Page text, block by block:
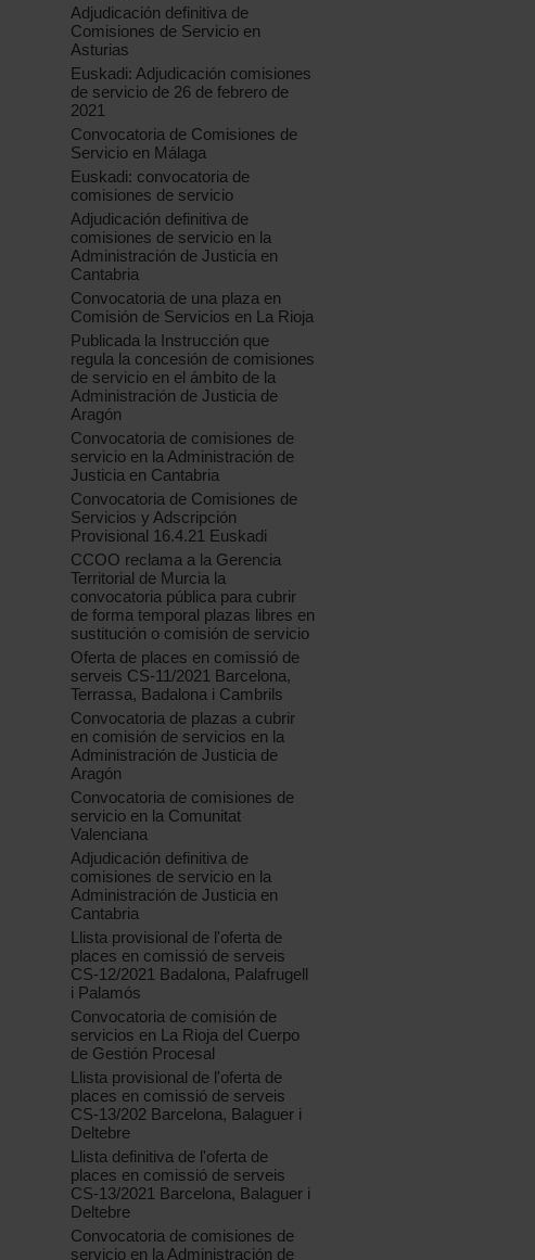
Adjudicación definitiva de
Comisiones de Servicio en
Asturias
Euskadi: Adjudicación comisiones
de servicio de 26 de febrero de
2021
Convocatoria de Comisiones de
Servicio en Málaga
Euskadi: convocatoria de
comisiones de servicio
Adjudicación definitiva de
comisiones de servicio en la
Administración de Justicia en
Cantabria
Convocatoria de una plaza en
Comisión de Servicios en La Rioja
Publicada la Instrucción que
regula la concesión de comisiones
de servicio en el ámbito de la
Administración de Justicia de
Aragón
Convocatoria de comisiones de
servicio en la Administración de
Justicia en Cantabria
Convocatoria de Comisiones de
Servicios y Adscripción
Provisional 16.4.21 Euskadi
CCOO reclama a la Gerencia
Territorial de Murcia la
convocatoria pública para cubrir
de forma temporal plazas libres en
sustitución o comisión de servicio
Oferta de places en comissió de
serveis CS-11/2021 Barcelona,
Terrassa, Badalona i Cambrils
Convocatoria de plazas a cubrir
en comisión de servicios en la
Administración de Justicia de
Aragón
Convocatoria de comisiones de
servicio en la Comunitat
Valenciana
Adjudicación definitiva de
comisiones de servicio en la
Administración de Justicia en
Cantabria
Llista provisional de l'oferta de
places en comissió de serveis
CS-12/2021 Badalona, Palafrugell
i Palamós
Convocatoria de comisión de
servicios en La Rioja del Cuerpo
de Gestión Procesal
Llista provisional de l'oferta de
places en comissió de serveis
CS-13/202 Barcelona, Balaguer i
Deltebre
Llista definitiva de l'oferta de
places en comissió de serveis
CS-13/2021 Barcelona, Balaguer i
Deltebre
Convocatoria de comisiones de
servicio en la Administración de